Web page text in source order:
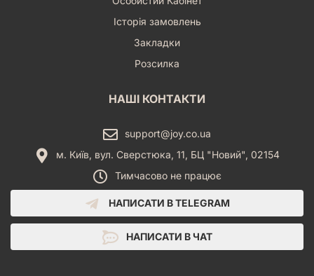
Історія замовлень
Закладки
Розсилка
НАШІ КОНТАКТИ
support@joy.co.ua
м. Київ, вул. Сверстюка, 11, БЦ "Новий", 02154
Тимчасово не працює
НАПИСАТИ В TELEGRAM
НАПИСАТИ В ЧАТ